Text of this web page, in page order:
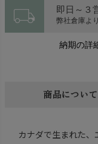
local_shipping 即日～３
弊社倉庫よ
納期の詳
商品について
カナダで生まれた